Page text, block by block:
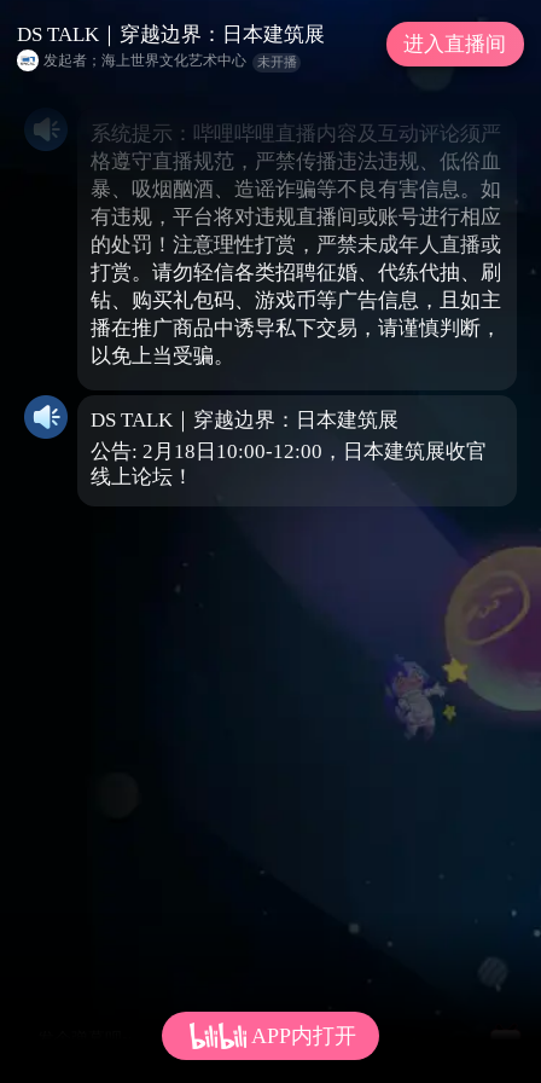
系统提示：哔哩哔哩直播内容及互动评论须严
格遵守直播规范，严禁传播违法违规、低俗血
暴、吸烟酗酒、造谣诈骗等不良有害信息。如
有违规，平台将对违规直播间或账号进行相应
的处罚！注意理性打赏，严禁未成年人直播或
打赏。请勿轻信各类招聘征婚、代练代抽、刷
钻、购买礼包码、游戏币等广告信息，且如主
播在推广商品中诱导私下交易，请谨慎判断，
以免上当受骗。
DS TALK｜穿越边界：日本建筑展
公告: 2月18日10:00-12:00，日本建筑展收官
线上论坛！
DS TALK｜穿越边界：日本建筑展
发起者；海上世界文化艺术中心 未开播
进入直播间
APP内打开